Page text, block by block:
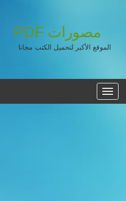
مصورات PDF
الموقع الأكبر لتحميل الكتب مجانا
القائمه
الرئيسية